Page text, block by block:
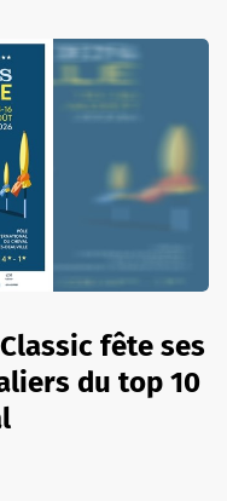
fête ses
du top 10